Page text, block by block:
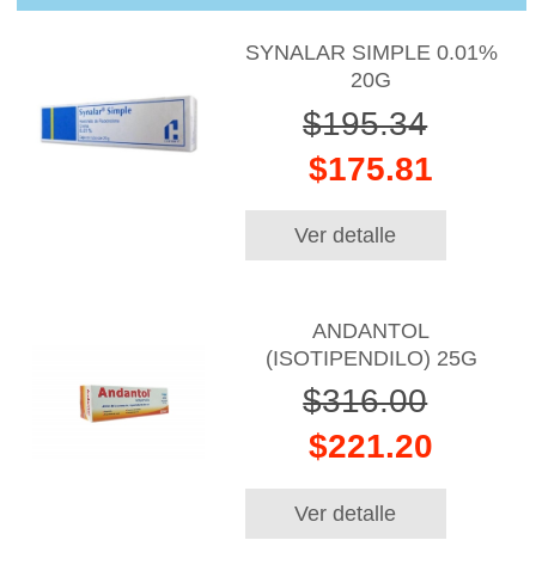
SYNALAR SIMPLE 0.01%
20G
$195.34
$175.81
Ver detalle
ANDANTOL
(ISOTIPENDILO) 25G
$316.00
$221.20
Ver detalle